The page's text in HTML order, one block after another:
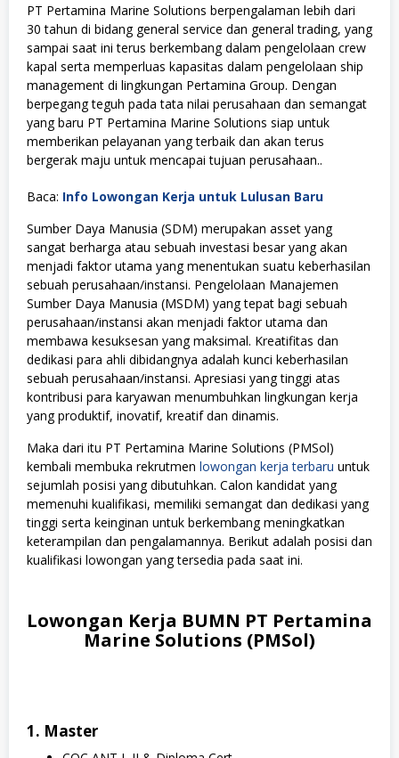
PT Pertamina Marine Solutions berpengalaman lebih dari
30 tahun di bidang general service dan general trading, yang
sampai saat ini terus berkembang dalam pengelolaan crew
kapal serta memperluas kapasitas dalam pengelolaan ship
management di lingkungan Pertamina Group. Dengan
berpegang teguh pada tata nilai perusahaan dan semangat
yang baru PT Pertamina Marine Solutions siap untuk
memberikan pelayanan yang terbaik dan akan terus
bergerak maju untuk mencapai tujuan perusahaan..
Baca: Info Lowongan Kerja untuk Lulusan Baru
Sumber Daya Manusia (SDM) merupakan asset yang
sangat berharga atau sebuah investasi besar yang akan
menjadi faktor utama yang menentukan suatu keberhasilan
sebuah perusahaan/instansi. Pengelolaan Manajemen
Sumber Daya Manusia (MSDM) yang tepat bagi sebuah
perusahaan/instansi akan menjadi faktor utama dan
membawa kesuksesan yang maksimal. Kreatifitas dan
dedikasi para ahli dibidangnya adalah kunci keberhasilan
sebuah perusahaan/instansi. Apresiasi yang tinggi atas
kontribusi para karyawan menumbuhkan lingkungan kerja
yang produktif, inovatif, kreatif dan dinamis.
Maka dari itu PT Pertamina Marine Solutions (PMSol)
kembali membuka rekrutmen lowongan kerja terbaru untuk
sejumlah posisi yang dibutuhkan. Calon kandidat yang
memenuhi kualifikasi, memiliki semangat dan dedikasi yang
tinggi serta keinginan untuk berkembang meningkatkan
keterampilan dan pengalamannya. Berikut adalah posisi dan
kualifikasi lowongan yang tersedia pada saat ini.
Lowongan Kerja BUMN PT Pertamina
Marine Solutions (PMSol)
1. Master